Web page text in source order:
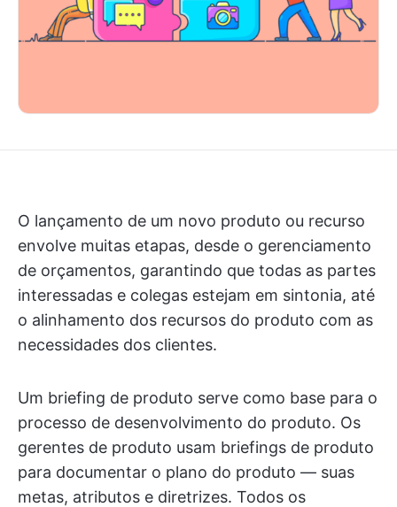
O lançamento de um novo produto ou recurso
envolve muitas etapas, desde o gerenciamento
de orçamentos, garantindo que todas as partes
interessadas e colegas estejam em sintonia, até
o alinhamento dos recursos do produto com as
necessidades dos clientes.
Um briefing de produto serve como base para o
processo de desenvolvimento do produto. Os
gerentes de produto usam briefings de produto
para documentar o plano do produto — suas
metas, atributos e diretrizes. Todos os